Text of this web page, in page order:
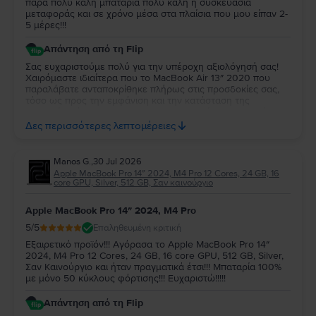
μεταφοράς και σε χρόνο μέσα στα πλαίσια που μου είπαν 2-
5 μέρες!!!
Απάντηση από τη Flip
Σας ευχαριστούμε πολύ για την υπέροχη αξιολόγησή σας!
Χαιρόμαστε ιδιαίτερα που το MacBook Air 13″ 2020 που
παραλάβατε ανταποκρίθηκε πλήρως στις προσδοκίες σας,
παράδοσης. Σας ευχαριστούμε για την εμπιστοσύνη σας και
ευχόμαστε να το χαρείτε!
Δες περισσότερες λεπτομέρειες
Manos G.,30 Jul 2026
Apple MacBook Pro 14″ 2024, M4 Pro 12 Cores, 24 GB, 16
core GPU, Silver, 512 GB, Σαν καινούργιο
Apple MacBook Pro 14″ 2024, M4 Pro
5/5 Επαληθευμένη κριτική
Εξαιρετικό προϊόν!!! Αγόρασα το Apple MacBook Pro 14″
2024, M4 Pro 12 Cores, 24 GB, 16 core GPU, 512 GB, Silver,
Σαν Καινούργιο και ήταν πραγματικά έτσι!!! Μπαταρία 100%
με μόνο 50 κύκλους φόρτισης!!! Ευχαριστώ!!!!!
Απάντηση από τη Flip